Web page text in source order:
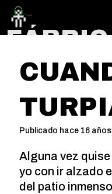
Publicado hace 16 años
Alguna vez
yo con ir alzado
del patio